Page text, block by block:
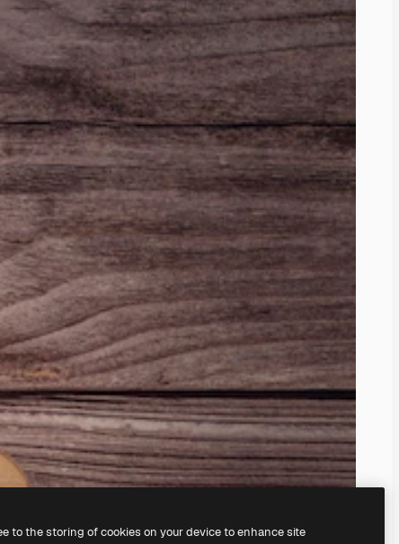
to the storing of cookies on your device to enhance site